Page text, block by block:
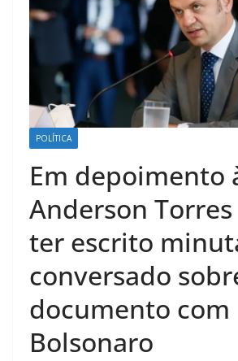
POLÍTICA
Em depoimento
Anderson Torres
ter escrito
conversado
documento com
Bolsonaro